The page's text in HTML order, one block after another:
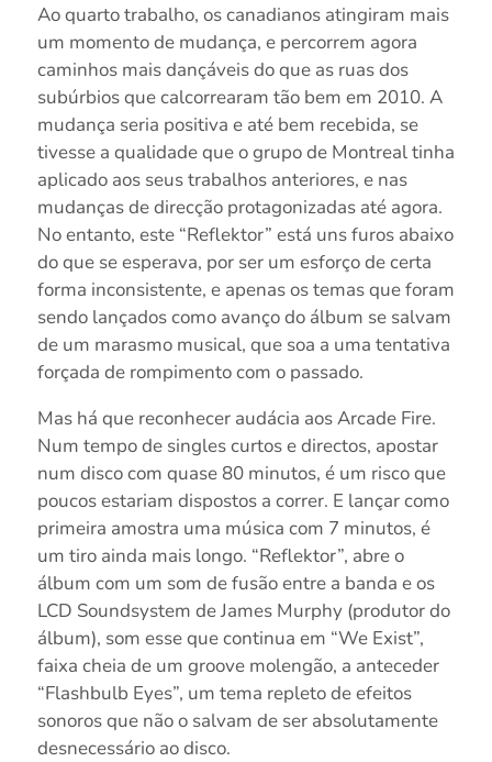
Ao quarto trabalho, os canadianos atingiram mais
um momento de mudança, e percorrem agora
caminhos mais dançáveis do que as ruas dos
subúrbios que calcorrearam tão bem em 2010. A
mudança seria positiva e até bem recebida, se
tivesse a qualidade que o grupo de Montreal tinha
aplicado aos seus trabalhos anteriores, e nas
mudanças de direcção protagonizadas até agora.
No entanto, este “Reflektor” está uns furos abaixo
do que se esperava, por ser um esforço de certa
forma inconsistente, e apenas os temas que foram
sendo lançados como avanço do álbum se salvam
de um marasmo musical, que soa a uma tentativa
forçada de rompimento com o passado.
Mas há que reconhecer audácia aos Arcade Fire.
Num tempo de singles curtos e directos, apostar
num disco com quase 80 minutos, é um risco que
poucos estariam dispostos a correr. E lançar como
primeira amostra uma música com 7 minutos, é
um tiro ainda mais longo. “Reflektor”, abre o
álbum com um som de fusão entre a banda e os
LCD Soundsystem de James Murphy (produtor do
álbum), som esse que continua em “We Exist”,
faixa cheia de um groove molengão, a anteceder
“Flashbulb Eyes”, um tema repleto de efeitos
sonoros que não o salvam de ser absolutamente
desnecessário ao disco.